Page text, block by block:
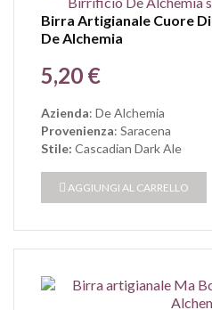
Birra Artigianale Cuore
De Alchemia
Prezzo
5,20 €
Azienda: De Alchemia
Provenienza: Saracena
Stile: Cascadian Dark Ale
AGGIUNGI AL CARRELLO